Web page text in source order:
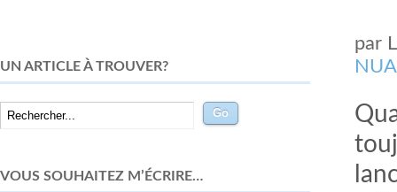
par
UN ARTICLE À TROUVER?
VOUS SOUHAITEZ M’ÉCRIRE…